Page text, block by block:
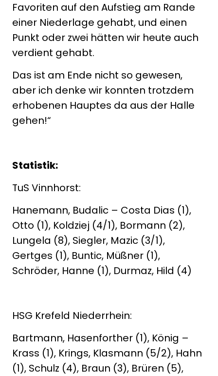
Favoriten auf den Aufstieg am Rande
einer Niederlage gehabt, und einen
Punkt oder zwei hätten wir heute auch
verdient gehabt.
Das ist am Ende nicht so gewesen,
aber ich denke wir konnten trotzdem
erhobenen Hauptes da aus der Halle
gehen!“
Statistik:
TuS Vinnhorst:
Hanemann, Budalic – Costa Dias (1),
Otto (1), Koldziej (4/1), Bormann (2),
Lungela (8), Siegler, Mazic (3/1),
Gertges (1), Buntic, Müßner (1),
Schröder, Hanne (1), Durmaz, Hild (4)
HSG Krefeld Niederrhein:
Bartmann, Hasenforther (1), König –
Krass (1), Krings, Klasmann (5/2), Hahn
(1), Schulz (4), Braun (3), Brüren (5),